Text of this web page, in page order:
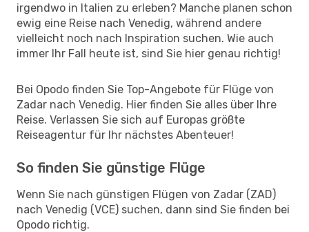
irgendwo in Italien zu erleben? Manche planen schon
ewig eine Reise nach Venedig, während andere
vielleicht noch nach Inspiration suchen. Wie auch
immer Ihr Fall heute ist, sind Sie hier genau richtig!
Bei Opodo finden Sie Top-Angebote für Flüge von
Zadar nach Venedig. Hier finden Sie alles über Ihre
Reise. Verlassen Sie sich auf Europas größte
Reiseagentur für Ihr nächstes Abenteuer!
So finden Sie günstige Flüge
Wenn Sie nach günstigen Flügen von Zadar (ZAD)
nach Venedig (VCE) suchen, dann sind Sie finden bei
Opodo richtig.